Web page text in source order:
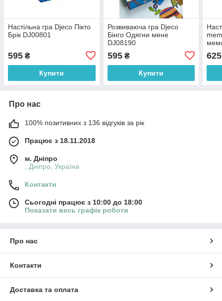
Настільна гра Djeco Пікто
Брік DJ00801
595 ₴
Купити
Розвиваюча гра Djeco
Бінго Одягни мене
DJ08190
595₴
Купити
625
Про нас
100% позитивних з 136 відгуків за рік
Працює з 18.11.2018
м. Дніпро
, Дніпро, Україна
Контакти
Сьогодні працює з 10:00 до 18:00
Показати весь графік роботи
Про нас
Контакти
Доставка та оплата